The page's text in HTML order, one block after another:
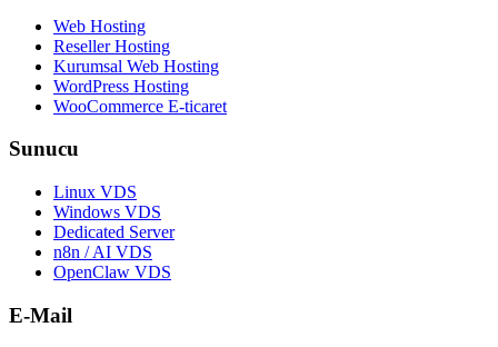
Web Hosting
Reseller Hosting
Kurumsal Web Hosting
WordPress Hosting
WooCommerce E-ticaret
Sunucu
Linux VDS
Windows VDS
Dedicated Server
n8n / AI VDS
OpenClaw VDS
E-Mail